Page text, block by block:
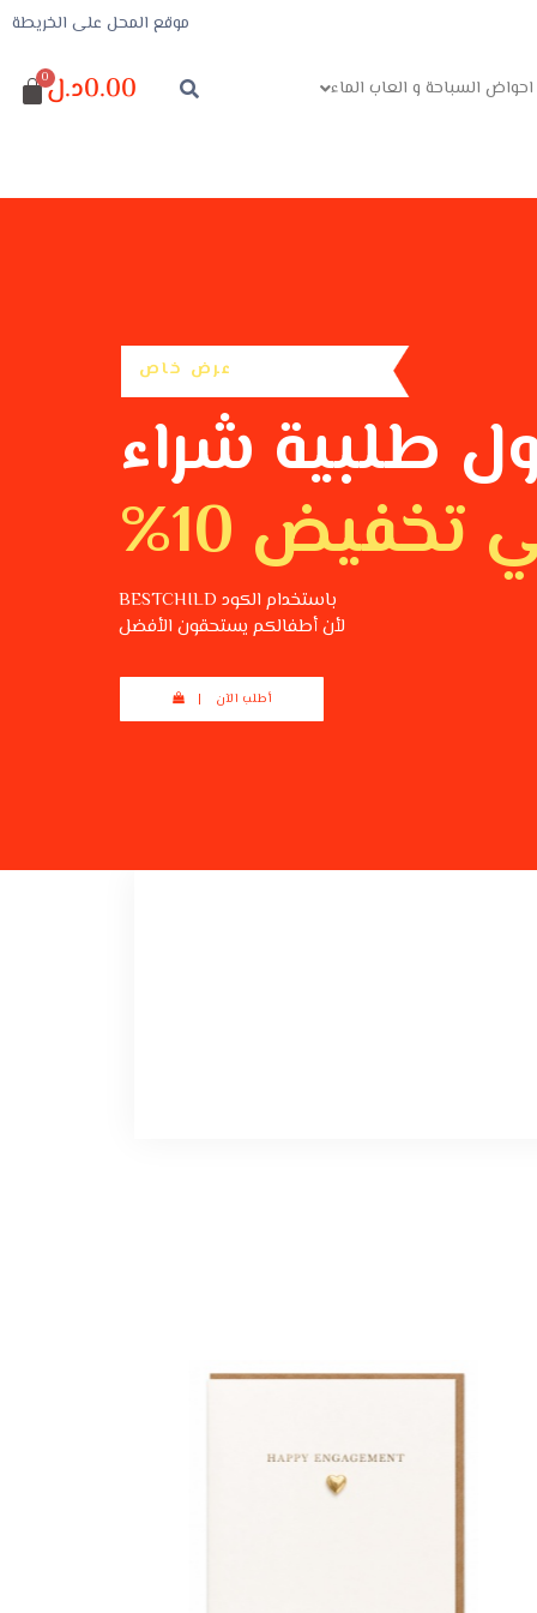
موقع المحل على الخريطة
احواض السباحة و العاب الماء
0.00د.ل
10%
طلبية شراء
باستخدام الكود BESTCHILD
لأن أطفالكم يستحقون الأفضل
أطلب الآن |
عرض خاص